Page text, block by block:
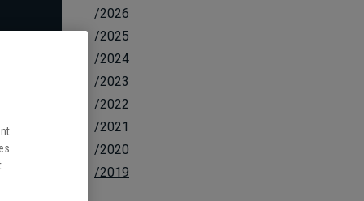
/2026
/2025
/2024
/2023
/2022
/2021
/2020
/2019